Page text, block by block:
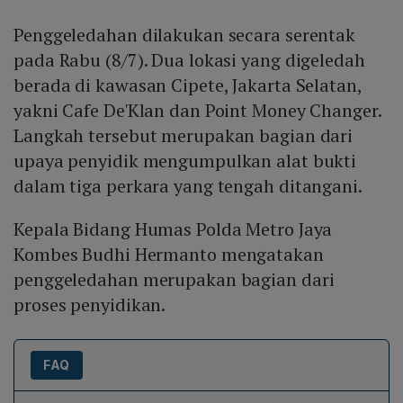
Penggeledahan dilakukan secara serentak
pada Rabu (8/7). Dua lokasi yang digeledah
berada di kawasan Cipete, Jakarta Selatan,
yakni Cafe De'Klan dan Point Money Changer.
Langkah tersebut merupakan bagian dari
upaya penyidik mengumpulkan alat bukti
dalam tiga perkara yang tengah ditangani.
Kepala Bidang Humas Polda Metro Jaya
Kombes Budhi Hermanto mengatakan
penggeledahan merupakan bagian dari
proses penyidikan.
FAQ